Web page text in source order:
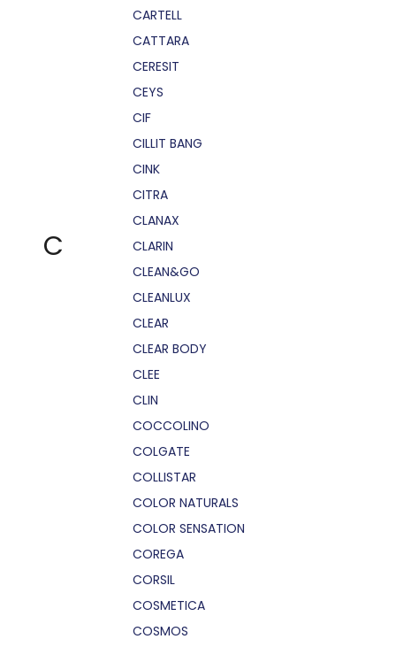
C
CARTELL
CATTARA
CERESIT
CEYS
CIF
CILLIT BANG
CINK
CITRA
CLANAX
CLARIN
CLEAN&GO
CLEANLUX
CLEAR
CLEAR BODY
CLEE
CLIN
COCCOLINO
COLGATE
COLLISTAR
COLOR NATURALS
COLOR SENSATION
COREGA
CORSIL
COSMETICA
COSMOS